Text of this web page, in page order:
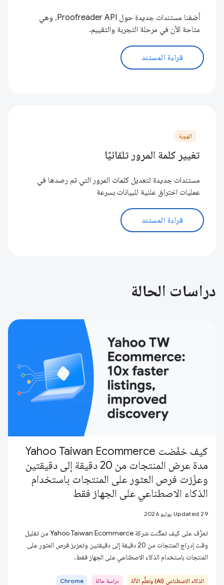
أضفنا مستندات جديدة حول Proofreader API، وهي
متاحة الآن في مرحلة التجربة والتقييم.
قراءة المستند
الهوية
تغيير كلمة المرور تلقائيًا
مستندات جديدة لتعديل كلمات المرور التي تم رصدها في
عمليات اختراق علنية للبيانات بسرعة
قراءة المستند
دراسات الحالة
كيف خفّضت Yahoo Taiwan Ecommerce
مدة عرض المنتجات من 20 دقيقة إلى دقيقتين
وعزّزت فرص العثور على المنتجات باستخدام
الذكاء الاصطناعي على الجهاز فقط
Updated 29 يوليو 2026
تعرَّف على كيف تمكّنت شركة Yahoo Taiwan Ecommerce من تقليل
وقت إدراج المنتجات من 20 دقيقة إلى دقيقتين وتعزيز فرص العثور على
المنتجات باستخدام الذكاء الاصطناعي على الجهاز فقط.
الذكاء الاصطناعي (AI) وتعلُّم الآلة دراسة حالة Chrome